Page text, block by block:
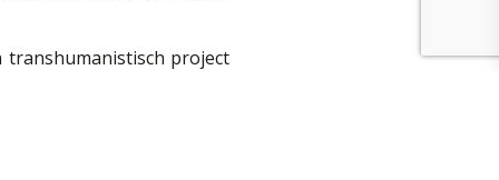
transhumanistisch project